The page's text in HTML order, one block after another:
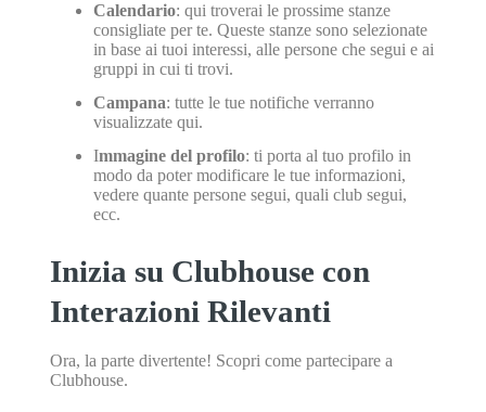
Calendario: qui troverai le prossime stanze
consigliate per te. Queste stanze sono selezionate
in base ai tuoi interessi, alle persone che segui e ai
gruppi in cui ti trovi.
Campana: tutte le tue notifiche verranno
visualizzate qui.
Immagine del profilo: ti porta al tuo profilo in
modo da poter modificare le tue informazioni,
vedere quante persone segui, quali club segui,
ecc.
Inizia su Clubhouse con
Interazioni Rilevanti
Ora, la parte divertente! Scopri come partecipare a
Clubhouse.